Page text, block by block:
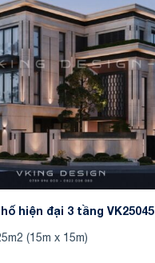
hiện đại 3 tầng VK25045
(15m x 15m)